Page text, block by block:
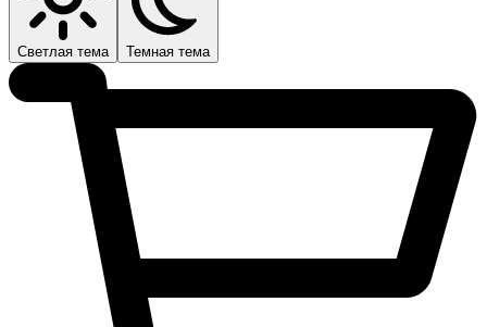
Светлая тема Темная тема